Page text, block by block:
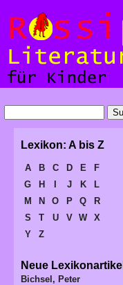
Lexikon: A bis Z
A B C D E
F
G
H J K
L
M
N O P Q
R
S
T U V W
X
Y
Z
Neue Lexikonartikel
Bichsel, Peter